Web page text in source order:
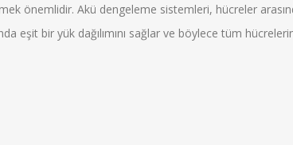
önemlidir. Akü dengeleme sistemleri, hücreler
eşit bir yük dağılımını sağlar ve böylece tüm